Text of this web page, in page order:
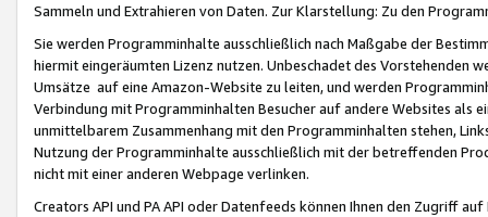
Sammeln und Extrahieren von Daten. Zur Klarstellung: Zu den
Sie werden Programminhalte ausschließlich nach Maßgabe der
hiermit eingeräumten Lizenz nutzen. Unbeschadet des Vorstehenden
Umsätze auf eine Amazon-Website zu leiten, und werden
Verbindung mit Programminhalten Besucher auf andere Websites als
unmittelbarem Zusammenhang mit den Programminhalten stehen,
Nutzung der Programminhalte ausschließlich mit der betreffenden
nicht mit einer anderen Webpage verlinken.
Creators API und PA API oder Datenfeeds können Ihnen den Zugriff